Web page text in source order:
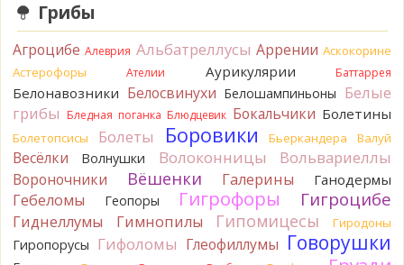
Katya20
1 день назад
Katya20 Навозник.
1 день назад
Verona Скорее всего он.
2 дня назад
Verona
Что-то из рядовок. Цвета на фото вряд ли
переданы правильно.
2 дня назад
Verona
Рядовка мыльная, судя по пластинкам.
Правильно сделали, что не взяли.
Грибы
Агроцибе Алеврия Альбатреллусы Аррении Аскокорине
Астерофоры
Ателии Аурикулярии Баттаррея
Белонавозники Белосвинухи Белошампиньоны Белые
грибы Бледная поганка Блюдцевик Бокальчики Болетины
Болетопсисы Болеты Боровики Бьеркандера Валуй
Весёлки Волнушки Волоконницы Вольвариеллы
Вороночники Вёшенки Галерины Ганодермы
Гебеломы Геопоры Гигрофоры Гигроцибе
Гиднеллумы Гимнопилы Гипомицесы Гиродоны
Гиропорусы Гифоломы Глеофиллумы Говорушки